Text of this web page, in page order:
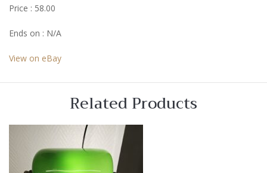
Price : 58.00
Ends on : N/A
View on eBay
Related Products